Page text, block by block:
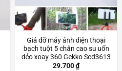
Giá đỡ máy ảnh điện thoại
bạch tuột 5 chân cao su uốn
dẻo xoay 360 Gekko Scd3613
29.700₫